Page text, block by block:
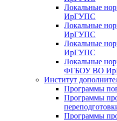
Локальные
ИрГУПС
Локальные
ИрГУПС
Локальные
ИрГУПС
Локальные
ФГБОУ ВО
Институт
Программы
Программы
Программы